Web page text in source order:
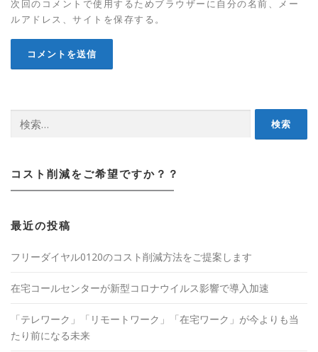
次回のコメントで使用するためブラウザーに自分の名前、メー
ルアドレス、サイトを保存する。
コスト削減をご希望ですか？？
最近の投稿
フリーダイヤル0120のコスト削減方法をご提案します
在宅コールセンターが新型コロナウイルス影響で導入加速
「テレワーク」「リモートワーク」「在宅ワーク」が今よりも当
たり前になる未来